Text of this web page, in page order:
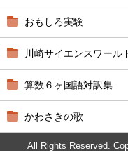
おもしろ実験
川崎サイエンスワール
算数６ヶ国語対訳集
かわさきの歌
All Rights Reserved.